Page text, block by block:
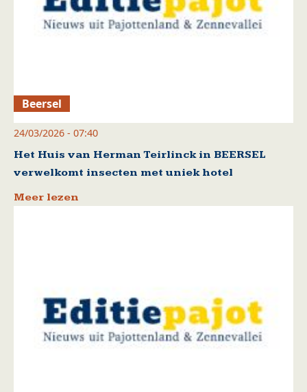
Beersel
24/03/2026 - 07:40
Het Huis van Herman Teirlinck in BEERSEL
verwelkomt insecten met uniek hotel
Meer lezen